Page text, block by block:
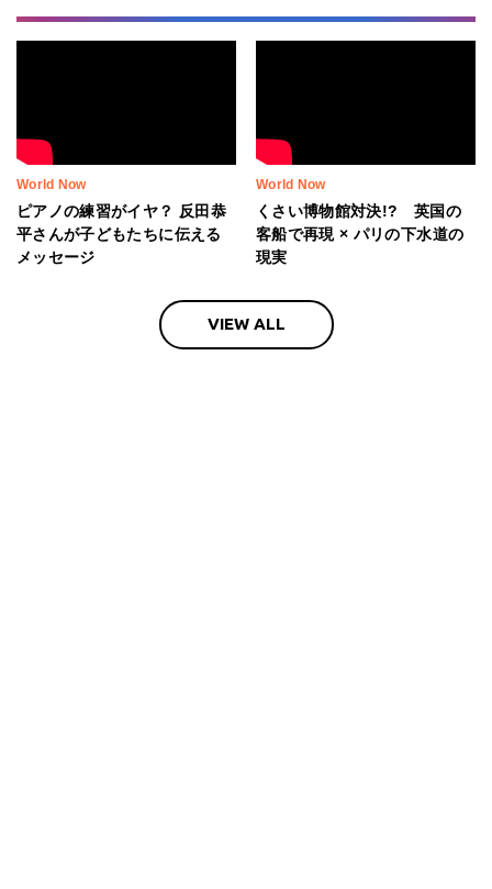
World Now
ピアノの練習がイヤ？ 反田恭
平さんが子どもたちに伝える
メッセージ
World Now
くさい博物館対決!? 英国の
客船で再現 × パリの下水道の
現実
VIEW ALL